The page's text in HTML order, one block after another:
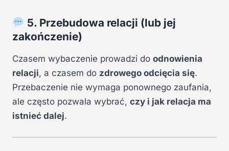
5. Przebudowa relacji (lub jej
zakończenie)
Czasem wybaczenie prowadzi do odnowienia
relacji, a czasem do zdrowego odcięcia się.
Przebaczenie nie wymaga ponownego zaufania,
ale często pozwala wybrać, czy i jak relacja ma
istnieć dalej.